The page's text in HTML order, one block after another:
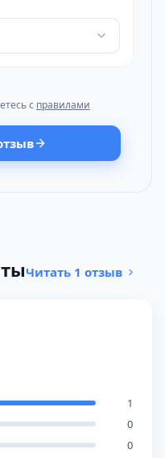
с правилами
Читать 1 отзыв
1
0
0